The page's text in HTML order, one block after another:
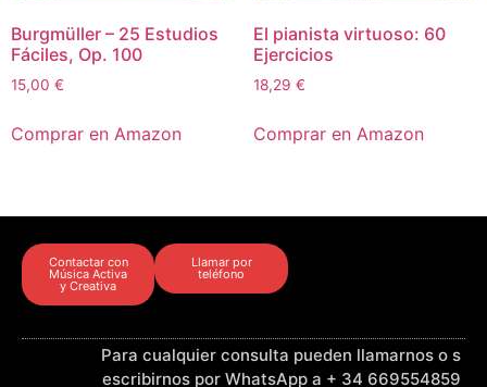
Burgmüller – 25 Estudios
Fáciles, Op. 100
15,00 €
Comprar en Amazon
El pianista virtuoso: 60
Ejercicios
18,29 €
Comprar en Amazon
Contactar con
Música Activa
y Creativa
Llamar por
teléfono
Para cualquier consulta pueden llamarnos o s
escribirnos por WhatsApp a + 34 669554859